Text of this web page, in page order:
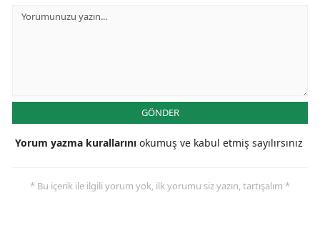
GÖNDER
Yorum yazma kurallarını okumuş ve kabul etmiş sayılırsınız
* Bu içerik ile ilgili yorum yok, ilk yorumu siz yazın, tartışalım *